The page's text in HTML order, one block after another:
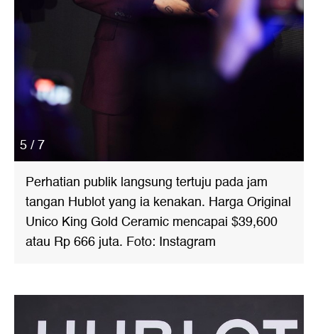
5 / 7
Perhatian publik langsung tertuju pada jam
tangan Hublot yang ia kenakan. Harga Original
Unico King Gold Ceramic mencapai $39,600
atau Rp 666 juta. Foto: Instagram